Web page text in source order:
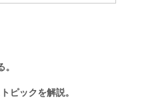
ピックを解説。